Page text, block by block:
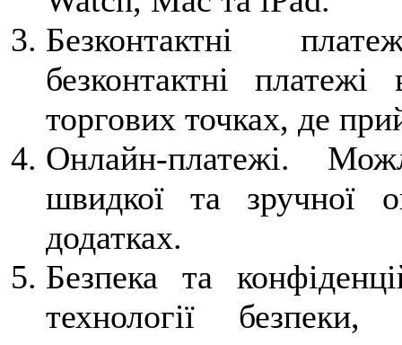
Безконтактні
безконтактні
торгових точках, де
Онлайн-платежі.
швидкої та зручної
додатках.
Безпека та
технології